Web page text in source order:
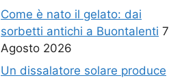
Come è nato il gelato: dai
sorbetti antichi a Buontalenti 7
Agosto 2026
Un dissalatore solare produce